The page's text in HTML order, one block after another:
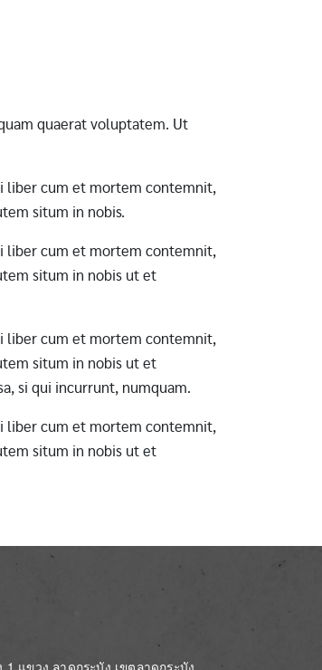
quaerat voluptatem. Ut
liber cum et mortem contemnit,
situm in nobis.
liber cum et mortem contemnit,
situm in nobis ut et
liber cum et mortem contemnit,
situm in nobis ut et
si qui incurrunt, numquam.
liber cum et mortem contemnit,
situm in nobis ut et